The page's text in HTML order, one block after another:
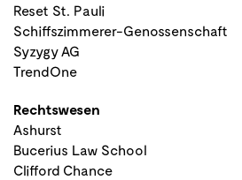
Reset St. Pauli
Schiffszimmerer-Genossenschaft
Syzygy AG
TrendOne
Rechtswesen
Ashurst
Bucerius Law School
Clifford Chance